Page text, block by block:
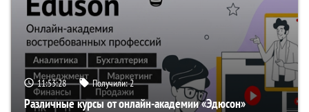
11:53:27 Получили:2
Различные курсы от онлайн-академии «Эдюсон»